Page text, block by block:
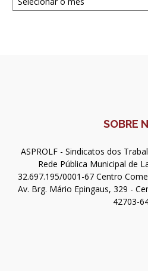
SOBRE
ASPROLF - Sindicatos dos
Rede Pública Municipal de
32.697.195/0001-67 Centro
Av. Brg. Mário Epingaus, 329 -
42703-